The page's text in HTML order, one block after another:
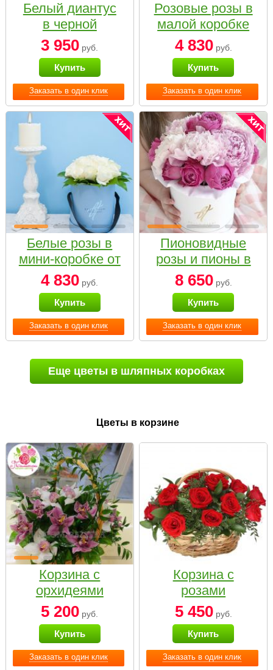
Заказать в один клик
Белый диантус
в черной
коробке Small
3 950 руб.
Купить
Заказать в один клик
Розовые розы в
малой коробке
4 830руб.
Купить
Заказать в один клик
Белые розы в
мини-коробке от
Bella Fiori
4 830 руб.
Купить
Заказать в один клик
Пионовидные
розы и пионы в
белой коробке
Small
8 650руб.
Купить
Еще цветы в шляпных коробках
Цветы в корзине
Заказать в один клик
Корзина с
орхидеями
малая
5 200 руб.
Купить
Заказать в один клик
Корзина с
розами
«Красный
Париж»
5 450руб.
Купить